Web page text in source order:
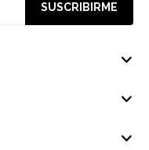
SUSCRIBIRME